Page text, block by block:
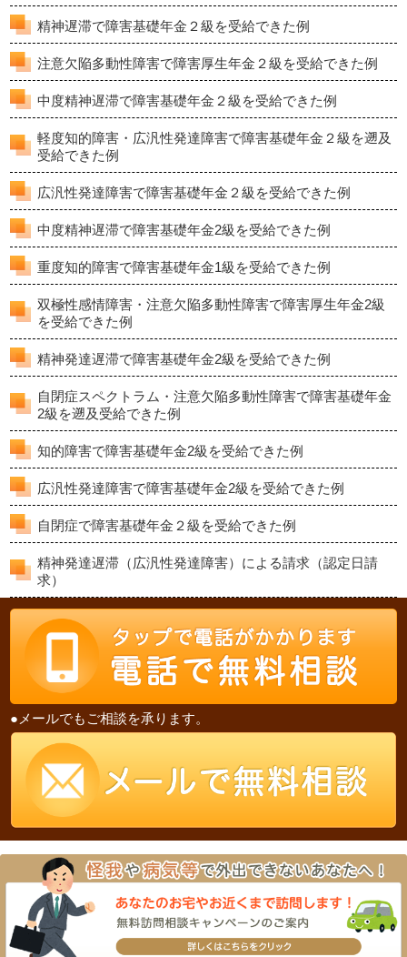
精神遅滞で障害基礎年金２級を受給できた例
注意欠陥多動性障害で障害厚生年金２級を受給できた例
中度精神遅滞で障害基礎年金２級を受給できた例
軽度知的障害・広汎性発達障害で障害基礎年金２級を遡及
受給できた例
広汎性発達障害で障害基礎年金２級を受給できた例
中度精神遅滞で障害基礎年金2級を受給できた例
重度知的障害で障害基礎年金1級を受給できた例
双極性感情障害・注意欠陥多動性障害で障害厚生年金2級
を受給できた例
精神発達遅滞で障害基礎年金2級を受給できた例
自閉症スペクトラム・注意欠陥多動性障害で障害基礎年金
2級を遡及受給できた例
知的障害で障害基礎年金2級を受給できた例
広汎性発達障害で障害基礎年金2級を受給できた例
自閉症で障害基礎年金２級を受給できた例
精神発達遅滞（広汎性発達障害）による請求（認定日請
求）
●メールでもご相談を承ります。